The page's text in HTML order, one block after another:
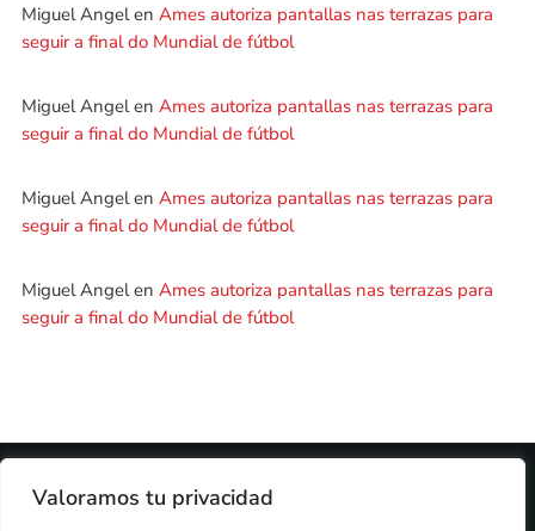
Valoramos tu privacidad
Miguel Angelen Ames autoriza pantallas nas terrazas para
seguir a final do Mundial de fútbol
Miguel Angelen Ames autoriza pantallas nas terrazas para
seguir a final do Mundial de fútbol
Miguel Angelen Ames autoriza pantallas nas terrazas para
seguir a final do Mundial de fútbol
Miguel Angelen Ames autoriza pantallas nas terrazas para
seguir a final do Mundial de fútbol
2024 © PROPIEDAD DEDEZASETE MEDIA SL